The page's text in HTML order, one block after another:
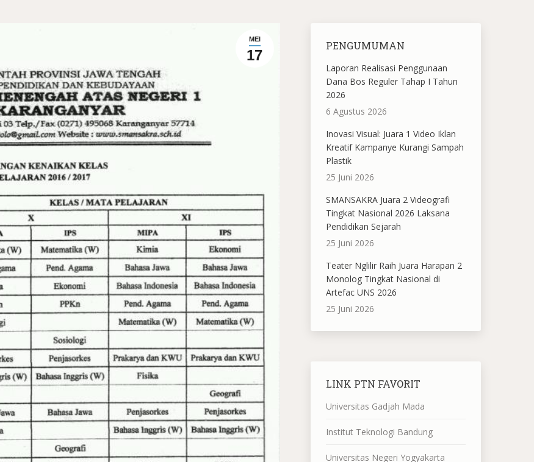
MEI
17
PENGUMUMAN
Laporan Realisasi Penggunaan
Dana Bos Reguler Tahap I Tahun
2026
6 Agustus 2026
Inovasi Visual: Juara 1 Video Iklan
Kreatif Kampanye Kurangi Sampah
Plastik
25 Juni 2026
SMANSAKRA Juara 2 Videografi
Tingkat Nasional 2026 Laksana
Pendidikan Sejarah
25 Juni 2026
Teater Nglilir Raih Juara Harapan 2
Monolog Tingkat Nasional di
Artefac UNS 2026
25 Juni 2026
LINK PTN FAVORIT
Universitas Gadjah Mada
Institut Teknologi Bandung
Universitas Negeri Yogyakarta